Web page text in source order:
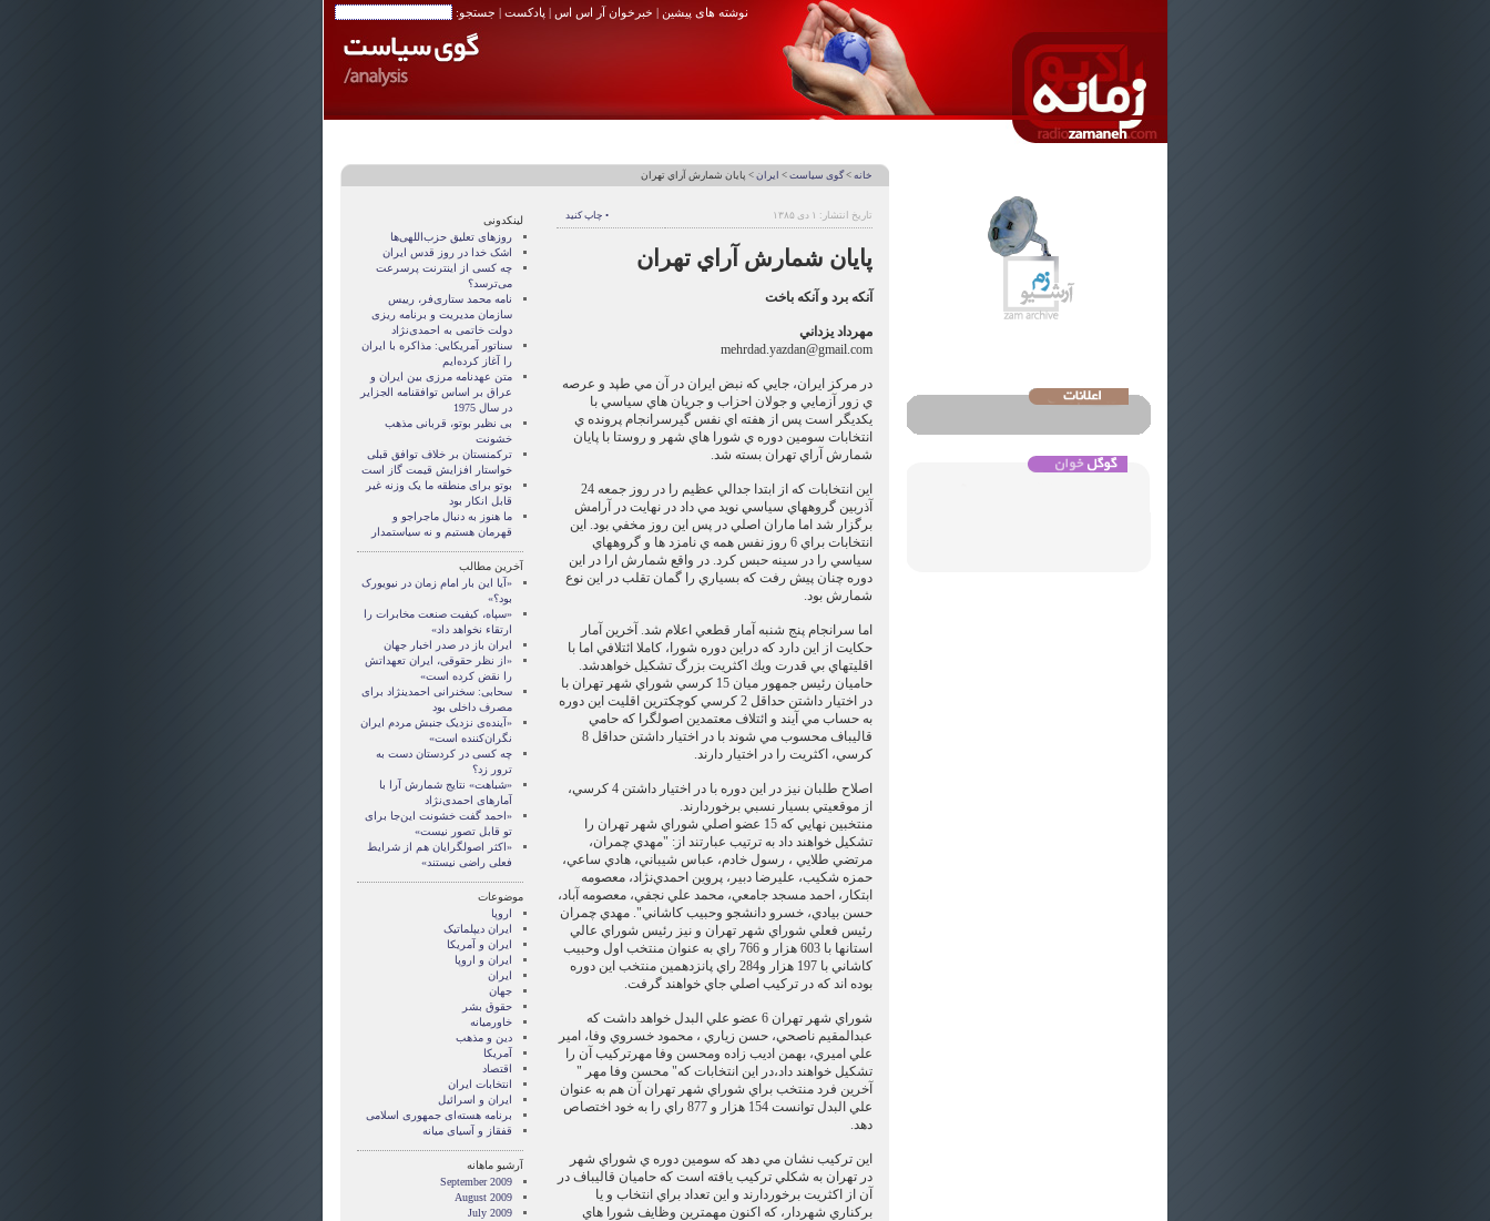
نوشته های پیشین | خبرخوان آر اس اس |پادکست | جستجو:
خانه >گوی سیاست > ایران > پايان شمارش آراي تهران
تاریخ انتشار: ۱ دی ۱۳۸۵ • چاپ کنید
پايان شمارش آراي تهران
آنكه برد و آنكه باخت
مهرداد يزداني
mehrdad.yazdan@gmail.com
در مركز ايران، جايي كه نبض ايران در آن مي طپد و عرصه
ي زور آزمايي و جولان احزاب و جريان هاي سياسي با
يكديگر است پس از هفته اي نفس گيرسرانجام پرونده ي
انتخابات سومين دوره ي شورا هاي شهر و روستا با پايان
شمارش آراي تهران بسته شد.
اين انتخابات كه از ابتدا جدالي عظيم را در روز جمعه 24
آذربين گروههاي سياسي نويد مي داد در نهايت در آرامش
برگزار شد اما ماران اصلي در پس اين روز مخفي بود. اين
انتخابات براي 6 روز نفس همه ي نامزد ها و گروههاي
سياسي را در سينه حبس كرد. در واقع شمارش ارا در اين
دوره چنان پيش رفت كه بسياري را گمان تقلب در اين نوع
شمارش بود.
اما سرانجام پنج شنبه آمار قطعي اعلام شد. آخرين آمار
حكايت از اين دارد كه دراين دوره شورا، كاملا ائتلافي اما با
اقليتهاي بي قدرت ويك اكثريت بزرگ تشكيل خواهدشد.
حاميان رئيس جمهور ميان 15 كرسي شوراي شهر تهران با
در اختيار داشتن حداقل 2 كرسي كوچكترين اقليت اين دوره
به حساب مي آيند و ائتلاف معتمدين اصولگرا كه حامي
قاليباف محسوب مي شوند با در اختيار داشتن حداقل 8
كرسي، اكثريت را در اختيار دارند.
اصلاح طلبان نيز در اين دوره با در اختيار داشتن 4 كرسي،
از موقعيتي بسيار نسبي برخوردارند.
منتخبين نهايي كه 15 عضو اصلي شوراي شهر تهران را
تشكيل خواهند داد به ترتيب عبارتند از: "مهدي چمران،
مرتضي طلايي ، رسول خادم، عباس شيباني، هادي ساعي،
حمزه شكيب، عليرضا دبير، پروين احمدي‌‏نژاد، معصومه
ابتكار، احمد مسجد جامعي، محمد علي نجفي، معصومه آباد،
حسن بيادي، خسرو دانشجو وحبيب كاشاني". مهدي چمران
رئيس فعلي شوراي شهر تهران و نيز رئيس شوراي عالي
استانها با 603 هزار و 766 راي به عنوان منتخب اول وحبيب
كاشاني با 197 هزار و284 راي پانزدهمين منتخب اين دوره
بوده اند كه در تركيب اصلي جاي خواهند گرفت.
شوراي شهر تهران 6 عضو علي البدل خواهد داشت كه
عبدالمقيم ناصحي، حسن زياري ، محمود خسروي وفا، امير
علي اميري، بهمن اديب زاده ومحسن وفا مهرتركيب آن را
تشكيل خواهند داد،در اين انتخابات كه" محسن وفا مهر "
آخرين فرد منتخب براي شوراي شهر تهران آن هم به عنوان
علي البدل توانست 154 هزار و 877 راي را به خود اختصاص
دهد.
اين تركيب نشان مي دهد كه سومين دوره ي شوراي شهر
در تهران به شكلي تركيب يافته است كه حاميان قاليباف در
آن از اكثريت برخوردارند و اين تعداد براي انتخاب و يا
بركناري شهردار، كه اكنون مهمترين وظايف شورا هاي
لینکدونی
روزهای تعلیق حزب‌اللهی‌ها
اشک خدا در روز قدس ایران
چه کسی از اینترنت پرسرعت
می‌ترسد؟
نامه محمد ستاری‌فر، رییس
سازمان مدیریت و برنامه ریزی
دولت خاتمی به احمدی‌نژاد
سناتور آمريکايي: مذاکره با ايران
را آغاز کرده‌ايم
متن عهدنامه مرزى بين ايران و
عراق بر اساس توافقنامه الجزاير
در سال 1975
بی نظیر بوتو، قربانی مذهب
خشونت
ترکمنستان بر خلاف توافق قبلی
خواستار افزایش قیمت گاز است
بوتو برای منطقه ما یک وزنه غیر
قابل انکار بود
ما هنوز به دنبال ماجراجو و
قهرمان هستيم و نه سياستمدار
آخرین مطالب
«آیا این بار امام زمان در نیویورک
بود؟»
«سپاه، کیفیت صنعت مخابرات را
ارتقاء نخواهد داد»
ایران باز در صدر اخبار جهان
«از نظر حقوقی، ایران تعهداتش
را نقض کرده است»
سحابی: سخنرانی احمدی‏نژاد برای
مصرف داخلی بود
«آینده‌ی نزدیک جنبش مردم ایران
نگران‌کننده است»
چه کسی در کردستان دست به
ترور زد؟
«شباهت» نتایج شمارش آرا با
آمارهای احمدی‌نژاد
«احمد گفت خشونت این‌جا برای
تو قابل تصور نیست»
«اکثر اصول‏گرایان هم از شرایط
فعلی راضی نیستند»
موضوعات
اروپا
ايران ديپلماتيک
ايران و آمريکا
ايران و اروپا
ایران
جهان
حقوق بشر
خاورميانه
دین و مذهب
آمریکا
اقتصاد
انتخابات ایران
ایران و اسرائیل
برنامه هسته‌ای جمهوری اسلامی
قفقاز و آسیای میانه
آرشیو ماهانه
September 2009
August 2009
July 2009